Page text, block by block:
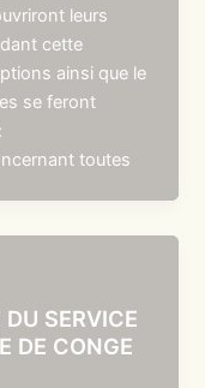
leurs
cette
ainsi que le
se feront
toutes
SERVICE
DE CONGE